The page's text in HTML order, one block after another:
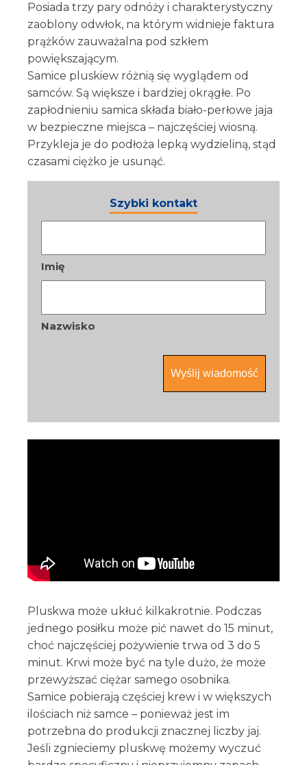
Posiada trzy pary odnóży i charakterystyczny
zaoblony odwłok, na którym widnieje faktura
prążków zauważalna pod szkłem
powiększającym.
Samice pluskiew różnią się wyglądem od
samców. Są większe i bardziej okrągłe. Po
zapłodnieniu samica składa biało-perłowe jaja
w bezpieczne miejsca – najczęściej wiosną.
Przykleja je do podłoża lepką wydzieliną, stąd
czasami ciężko je usunąć.
Szybki kontakt
Imię
Nazwisko
Pluskwa może ukłuć kilkakrotnie. Podczas
jednego posiłku może pić nawet do 15 minut,
choć najczęściej pożywienie trwa od 3 do 5
minut. Krwi może być na tyle dużo, że może
przewyższać ciężar samego osobnika.
Samice pobierają częściej krew i w większych
ilościach niż samce – ponieważ jest im
potrzebna do produkcji znacznej liczby jaj.
Jeśli zgnieciemy pluskwę możemy wyczuć